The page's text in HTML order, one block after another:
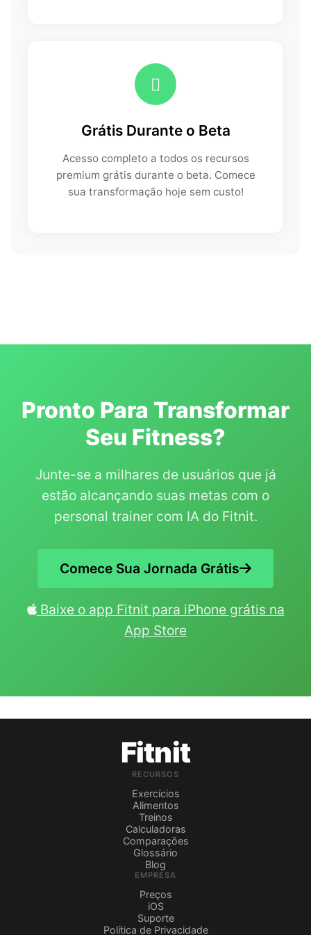
Grátis Durante o Beta
Acesso completo a todos os recursos
premium grátis durante o beta. Comece
sua transformação hoje sem custo!
Pronto Para Transformar
Seu Fitness?
Junte-se a milhares de usuários que já
estão alcançando suas metas com o
personal trainer com IA do Fitnit.
Comece Sua Jornada Grátis
Baixe o app Fitnit para iPhone grátis na
App Store
Fitnit
RECURSOS
Exercícios
Alimentos
Treinos
Calculadoras
Comparações
Glossário
Blog
EMPRESA
Preços
iOS
Suporte
Política de Privacidade